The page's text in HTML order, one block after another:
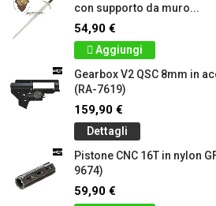
con supporto da muro...
54,90 €
Aggiungi
Gearbox V2 QSC 8mm in
(RA-7619)
159,90 €
Dettagli
Pistone CNC 16T in nylon
9674)
59,90 €